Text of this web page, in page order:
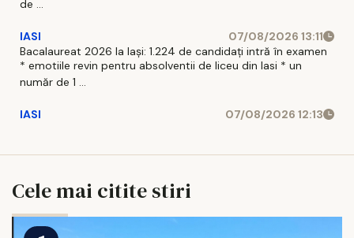
de ...
IASI
07/08/2026 13:11
Bacalaureat 2026 la Iași: 1.224 de candidați intră în examen
* emotiile revin pentru absolventii de liceu din Iasi * un
număr de 1 ...
IASI 07/08/2026 12:13
Cele mai citite stiri